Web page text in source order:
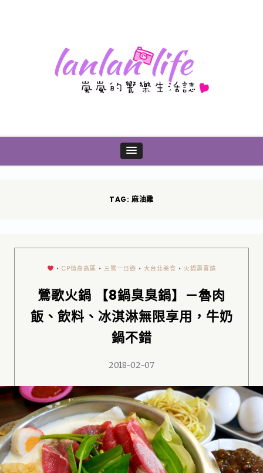
TAG: 麻油雞
• CP值高高區 • 三鶯一日遊 • 大台北美食 • 火鍋壽喜燒
鶯歌火鍋 【8鍋臭臭鍋】－魯肉
飯、飲料、冰淇淋無限享用，牛奶
鍋不錯
2018-02-07